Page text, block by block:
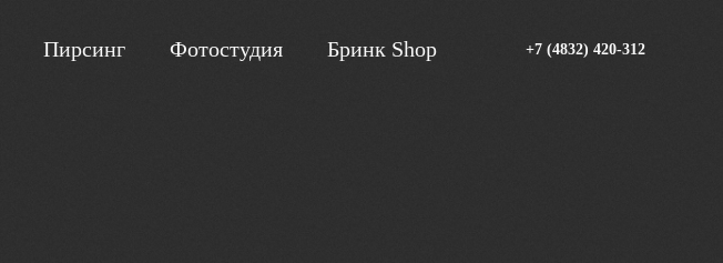
Пирсинг Фотостудия Бринк Shop +7 (4832) 420-312